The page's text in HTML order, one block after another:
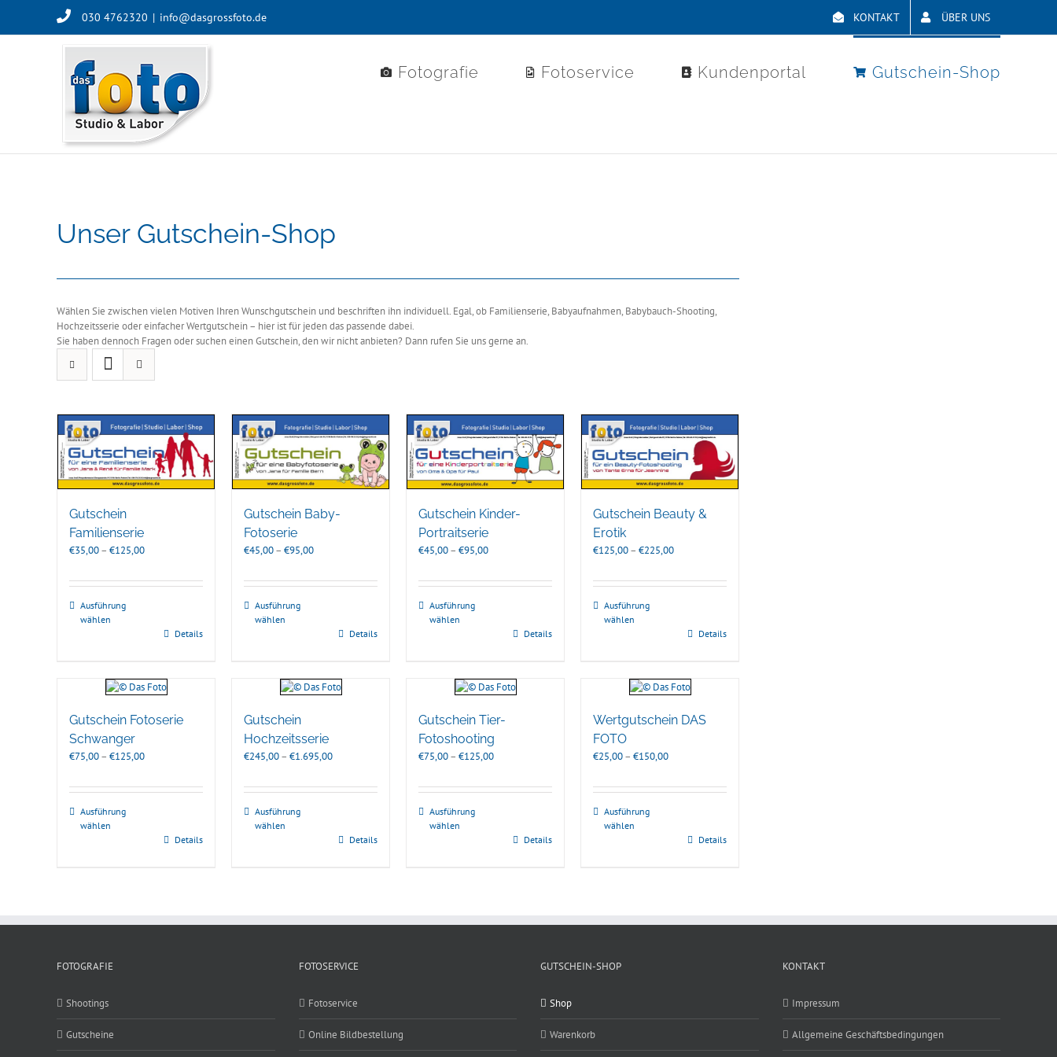
content
030 4762320 | info@dasgrossfoto.de KONTAKT ÜBER UNS
Fotografie Fotoservice Kundenportal Gutschein-Shop
Unser Gutschein-Shop
Wählen Sie zwischen vielen Motiven Ihren Wunschgutschein und beschriften ihn individuell. Egal, ob Familienserie, Babyaufnahmen, Babybauch-Shooting,
Hochzeitsserie oder einfacher Wertgutschein – hier ist für jeden das passende dabei.
Sie haben dennoch Fragen oder suchen einen Gutschein, den wir nicht anbieten? Dann rufen Sie uns gerne an.
Gutschein
Familienserie
€35,00– €125,00Preisspanne:
bis
Ausführung
wählen
Details
Gutschein Baby-
Fotoserie
€45,00– €95,00Preisspanne:
bis
Ausführung
wählen
Details
Gutschein Kinder-
Portraitserie
€45,00– €95,00Preisspanne:
bis
Ausführung
wählen
Details
Gutschein Beauty &
Erotik
€125,00– €225,00Preisspanne:
bis
Ausführung
wählen
Details
Gutschein Fotoserie
Schwanger
€75,00– €125,00Preisspanne:
bis
Ausführung
wählen
Details
Gutschein
Hochzeitsserie
€245,00– €1.695,00Preisspanne:
bis
Ausführung
wählen
Details
Gutschein Tier-
Fotoshooting
€75,00– €125,00Preisspanne:
bis
Ausführung
wählen
Details
Wertgutschein DAS
FOTO
€25,00– €150,00Preisspanne:
bis
Ausführung
wählen
Details
FOTOGRAFIE
Shootings
Gutscheine
FOTOSERVICE
Fotoservice
Online Bildbestellung
GUTSCHEIN-SHOP
Shop
Warenkorb
KONTAKT
Impressum
Allgemeine Geschäftsbedingungen